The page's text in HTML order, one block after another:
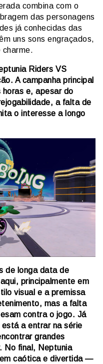
combina com o
das personagens
já conhecidas das
uns sons engraçados,
charme.
Riders VS
A campanha principal
e, apesar do
a falta de
o interesse a longo
de longa data de
principalmente em
visual e a premissa
mas a falta
contra o jogo. Já
a entrar na série
grandes
No final, Neptunia
caótica e divertida —